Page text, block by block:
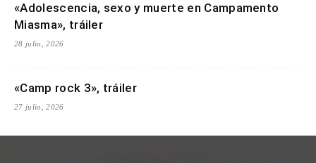
«Adolescencia, sexo y muerte en Campamento
Miasma», tráiler
28 julio, 2026
«Camp rock 3», tráiler
27 julio, 2026